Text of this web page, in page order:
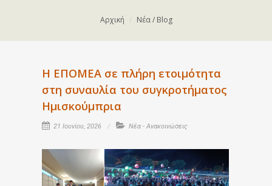
Αρχική Νέα / Blog
Η ΕΠΟΜΕΑ σε πλήρη ετοιμότητα
στη συναυλία του συγκροτήματος
Ημισκούμπρια
21 Ιουνίου, 2026 Νέα - Ανακοινώσεις